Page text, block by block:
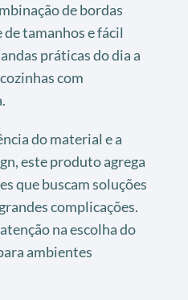
de bordas
tamanhos e fácil
práticas do dia a
com
do material e a
este produto agrega
que buscam soluções
complicações.
na escolha do
ambientes